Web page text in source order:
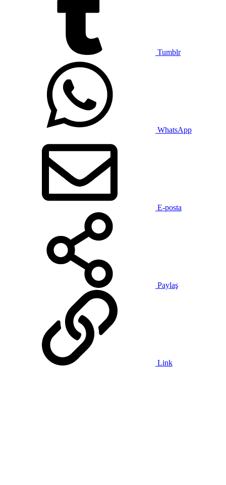
Tumblr
WhatsApp
E-posta
Paylaş
Link